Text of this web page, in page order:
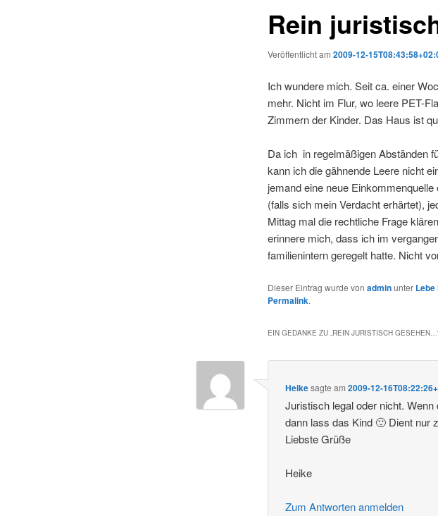
Rein
Veröffentlicht am 2009-12-
Ich wundere mich. Seit ca. einer
mehr. Nicht im Flur, wo leere PET-
Zimmern der Kinder. Das Haus ist
Da ich in regelmäßigen Abständen
kann ich die gähnende Leere nicht
jemand eine neue
(falls sich mein Verdacht erhärtet),
Mittag mal die rechtliche Frage
erinnere mich, dass ich im
familienintern geregelt hatte. Nicht
Dieser Eintrag wurde von adminunter
Permalink.
EIN GEDANKE ZU „REIN JURISTISCH GESEHEN…
Heikesagte am2009-12-
Juristisch legal oder nicht.
dann lass das Kind 🙂 Dient nur
Liebste Grüße
Heike
Zum Antworten anmelden